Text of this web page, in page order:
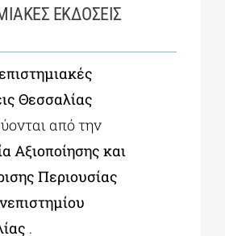
ΕΚΔΟΣΕΙΣ
Θεσσαλίας
από την
Αξιοποίησης και
Περιουσίας
.